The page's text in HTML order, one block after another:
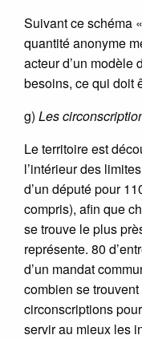
Suivant ce schéma
quantité anonyme
acteur d’un modèle
besoins, ce qui doit
g) Les
Le territoire est
l’intérieur des
d’un député pour
compris), afin que
se trouve le plus
représente. 80
d’un mandat
combien se
circonscriptions
servir au mieux les